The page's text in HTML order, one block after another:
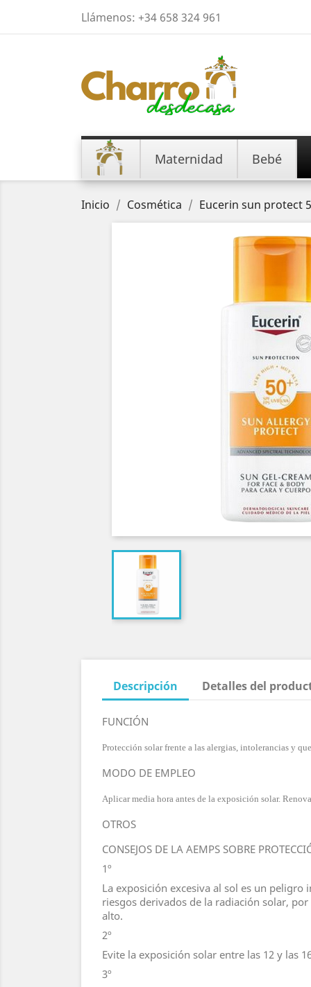
Llámenos: +34 658 324 961
Maternidad Bebé
Inicio Cosmética Eucerin sun protect
Descripción Detalles del
FUNCIÓN
Protección solar frente a las alergias, intolerancias y
MODO DE EMPLEO
Aplicar media hora antes de la exposición solar.
OTROS
CONSEJOS DE LA AEMPS SOBRE
1º
La exposición excesiva al sol es un
riesgos derivados de la radiación solar,
alto.
2º
Evite la exposición solar entre las 12 y las
3º